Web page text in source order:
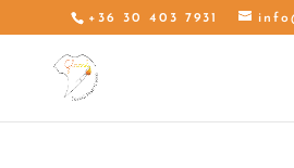
+36 30 403 7931